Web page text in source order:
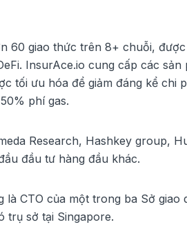
60 giao thức trên 8+ chuỗi,
InsurAce.io cung cấp các sản
tối ưu hóa để giảm đáng kể chi
phí gas.
Research, Hashkey group,
đầu tư hàng đầu khác.
CTO của một trong ba Sở giao
trụ sở tại Singapore.